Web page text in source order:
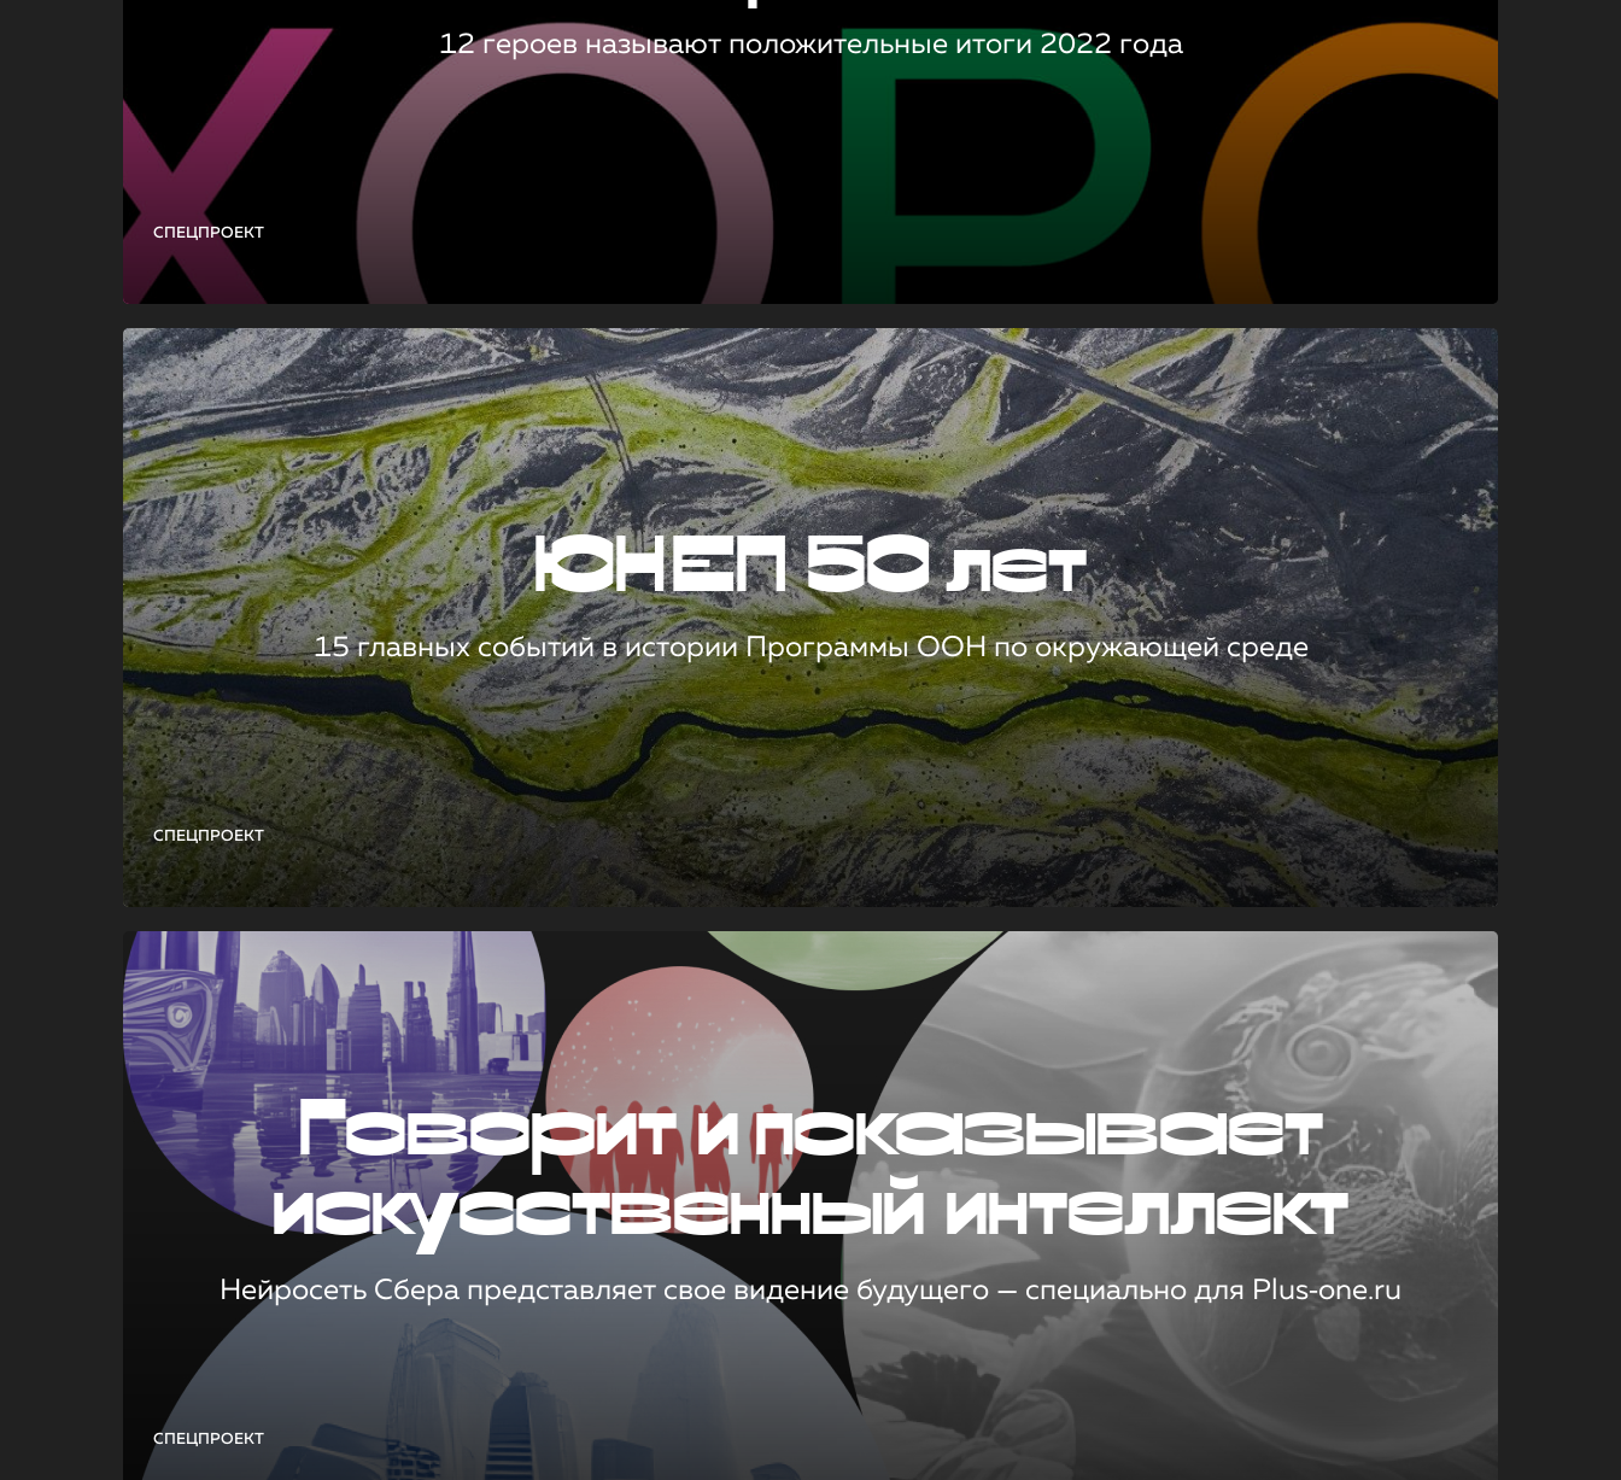
СПЕЦПРОЕКТ
12 героев называют положительные итоги 2022 года
СПЕЦПРОЕКТ
ЮНЕП 50 лет
15 главных событий в истории Программы ООН по окружающей среде
СПЕЦПРОЕКТ
Говорит и показывает
искусственный интеллект
Нейросеть Сбера представляет свое видение будущего — специально для Plus‑one.ru